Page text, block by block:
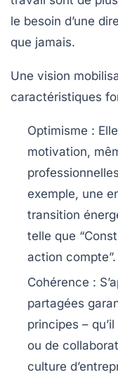
le besoin d’une
que jamais.
Une vision
caractéristiques
Optimisme :
motivation,
exemple, une
transition
telle que
action compte”.
Cohérence :
partagées
principes – qu’il
ou de
culture